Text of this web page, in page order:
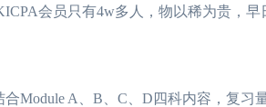
会员只有4w多人，物以稀为贵，早
A、B、C、D四科内容，复习